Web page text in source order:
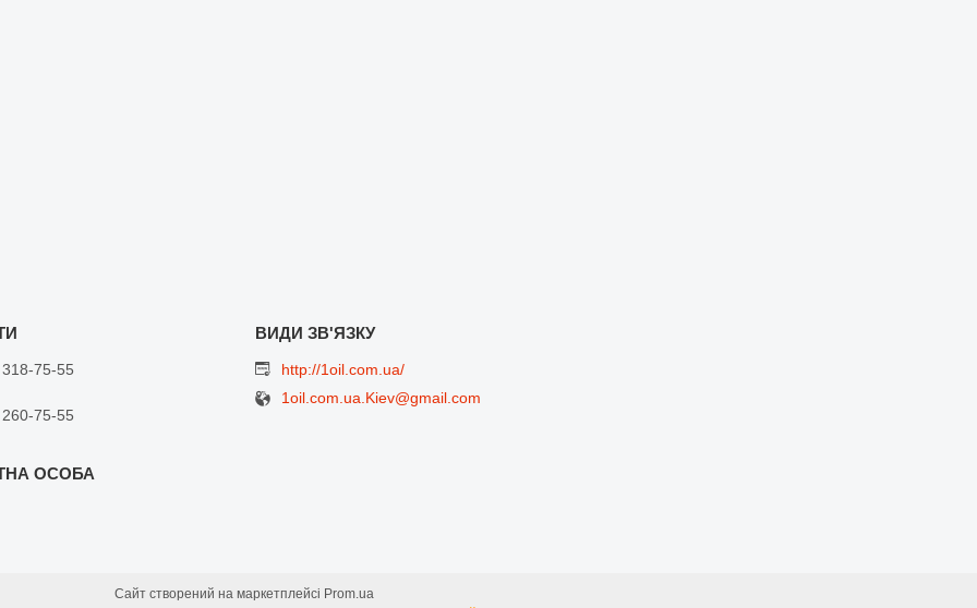
75-55
75-55
http://1oil.com.ua/
1oil.com.ua.Kiev@gmail.com
Сайт створений на маркетплейсі Prom.ua